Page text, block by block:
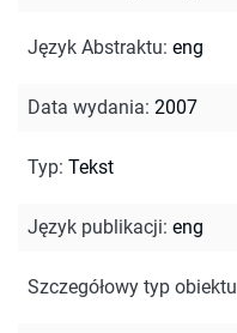
Język Abstraktu: eng
Data wydania: 2007
Typ: Tekst
Język publikacji: eng
Szczegółowy typ obiektu